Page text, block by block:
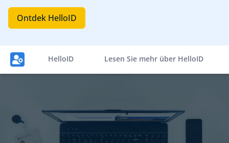
Ontdek HelloID
HelloID Lesen Sie mehr über HelloID